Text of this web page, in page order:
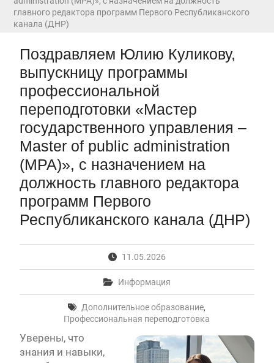
Первый канал, 28.07.2026. Часть 1-3
Вячеслав Никонов в программе «Большая игра» —
вступительные испытания в МГУ имени
М.В.Ломоносова в 2026 году по каждому
конкурсу (ранжированные списки поступающих)
Вячеслав Никонов в программе «Большая игра» —
Первый канал, 24.07.2026. Часть 1-2
Вячеслав Никонов в программе «Большая игра» —
Первый канал, 06.08.2026. Часть 1-3
главного редактора программ Первого Республиканского
канала (ДНР)
Поздравляем Юлию Куликову,
выпускницу программы
профессиональной
переподготовки «Мастер
государственного управления –
Master of public administration
(MPA)», с назначением на
должность главного редактора
программ Первого
Республиканского канала (ДНР)
11.05.2026
Информация
Дополнительное образование,
Профессиональная переподготовка
Уверены, что
знания и навыки,